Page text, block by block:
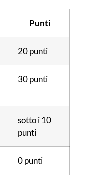
Punti
20 punti
30 punti
sotto i 10
punti
0 punti